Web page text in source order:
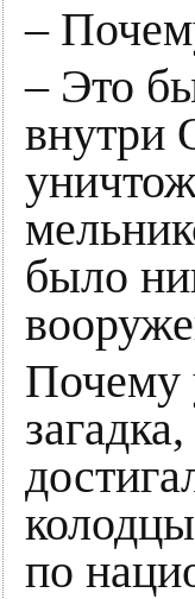
–
– Это
внутри
было
Почему
по